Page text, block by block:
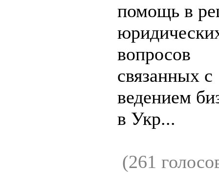
помощь в
вопросов
связанных с
ведением
в Укр...
(261